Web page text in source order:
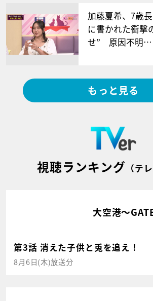
加藤夏希、7歳
に書かれた衝撃
せ” 原因不明…
もっと見る
視聴ランキング （テ
大空港～
第3話 消えた子供と兎を追え！
8月6日(木)放送分